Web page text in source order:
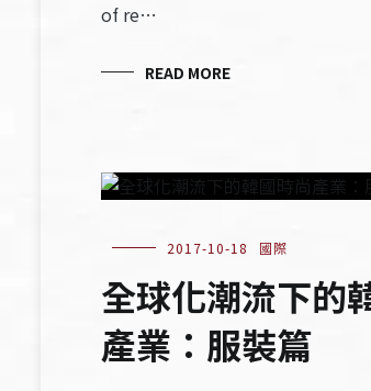
of re…
READ MORE
2017-10-18 國際
全球化潮流下的
產業：服裝篇